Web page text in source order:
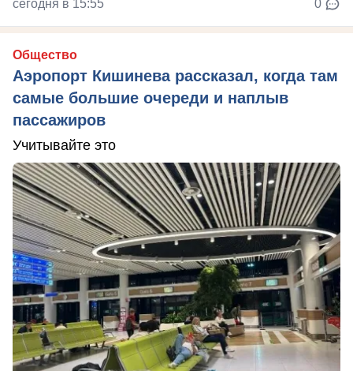
сегодня в 15:55 0
Общество
Аэропорт Кишинева рассказал, когда там
самые большие очереди и наплыв
пассажиров
Учитывайте это